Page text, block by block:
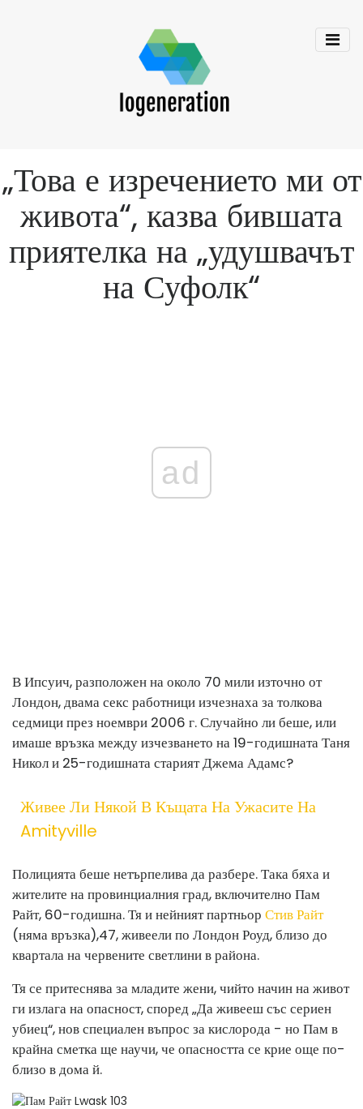
„Това е изречението ми от
живота“, казва бившата
приятелка на „удушвачът
на Суфолк“
ad
В Ипсуич, разположен на около 70 мили източно от
Лондон, двама секс работници изчезнаха за толкова
седмици през ноември 2006 г. Случайно ли беше, или
имаше връзка между изчезването на 19-годишната Таня
Никол и 25-годишната старият Джема Адамс?
Живее Ли Някой В ​​къщата На Ужасите На
Amityville
Полицията беше нетърпелива да разбере. Така бяха и
жителите на провинциалния град, включително Пам
Райт, 60-годишна. Тя и нейният партньор Стив Райт
(няма връзка),47, живеели по Лондон Роуд, близо до
квартала на червените светлини в района.
Тя се притеснява за младите жени, чийто начин на живот
ги излага на опасност, според „Да живееш със сериен
убиец“, нов специален въпрос за кислорода - но Пам в
крайна сметка ще научи, че опасността се крие още по-
близо в дома й.